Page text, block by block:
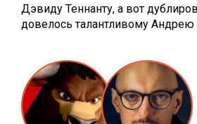
Дэвиду Теннанту, а вот
довелось талантливому Андрею